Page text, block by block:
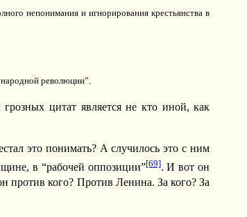
непонимания и игнорирования крестьянства в
революции”.
цитат является не кто иной, как
это понимать? А случилось это с ним
в “рабочей оппозиции”[69]. И вот он
против кого? Против Ленина. За кого? За